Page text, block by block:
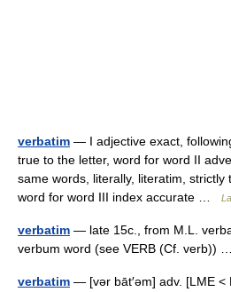
verbatim — I adjective exact,
true to the letter, word for word II
same words, literally, literatim, strictly
word for word III index accurate …
verbatim — late 15c., from M.L.
verbum word (see VERB (Cf. verb))
verbatim — [vər bāt′əm] adv. [LME <